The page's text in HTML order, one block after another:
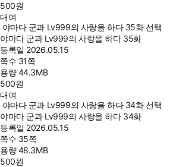
500원
대여
야마다 군과 Lv999의 사랑을 하다 35화 선택
야마다 군과 Lv999의 사랑을 하다 35화
등록일 2026.05.15
쪽수 31쪽
용량44.3MB
500원
대여
야마다 군과 Lv999의 사랑을 하다 34화 선택
야마다 군과 Lv999의 사랑을 하다 34화
등록일 2026.05.15
쪽수 35쪽
용량48.3MB
500원